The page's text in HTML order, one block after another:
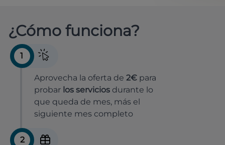
¿Cómo funciona?
1
Aprovecha la oferta de 2€ para
probar los servicios durante lo
que queda de mes, más el
siguiente mes completo
2